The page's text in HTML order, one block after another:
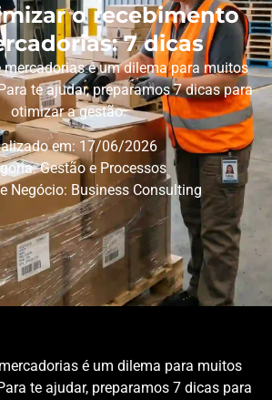
o recebimento
7 dicas
mercadorias é um dilema para muitos
te ajudar, preparamos 7 dicas para
otimizar a gestão.
em: 17/06/2026
Gestão e Processos
Negócio: Business Consulting
é um dilema para muitos
te ajudar, preparamos 7 dicas para